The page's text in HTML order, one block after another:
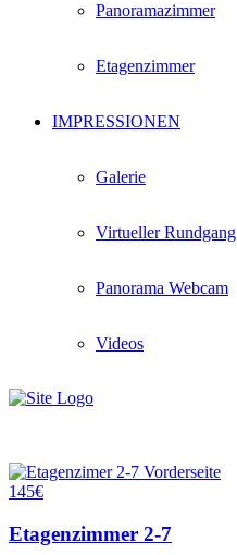
Panoramazimmer
Etagenzimmer
IMPRESSIONEN
Galerie
Virtueller Rundgang
Panorama Webcam
Videos
145€
Etagenzimmer 2-7